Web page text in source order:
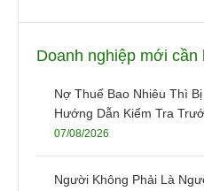
Doanh nghiệp mới cần
Nợ Thuế Bao Nhiêu Thì
Hướng Dẫn Kiểm Tra
07/08/2026
Người Không Phải Là